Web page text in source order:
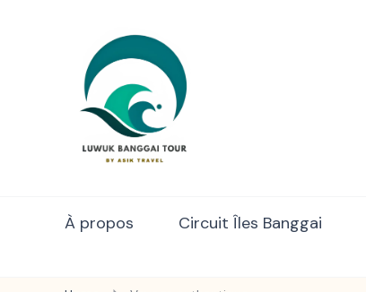
À propos Circuit Îles Banggai